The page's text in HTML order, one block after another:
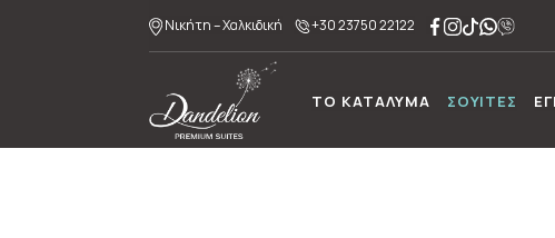
Νικήτη – Χαλκιδική +30 23750 22122
ΤΟ ΚΑΤΑΛΥΜΑ ΣΟΥΙΤΕΣ